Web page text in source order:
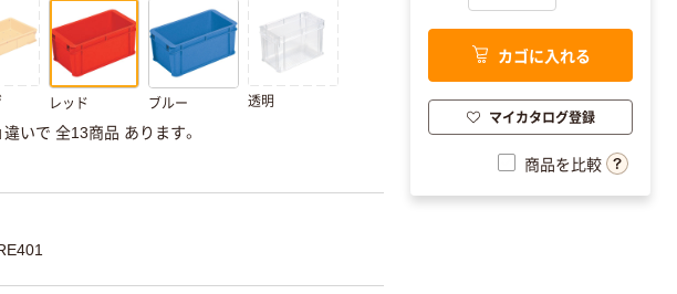
レッド ブルー 透明
違いで 全13商品 あります。
カゴに入れる
マイカタログ登録
商品を比較